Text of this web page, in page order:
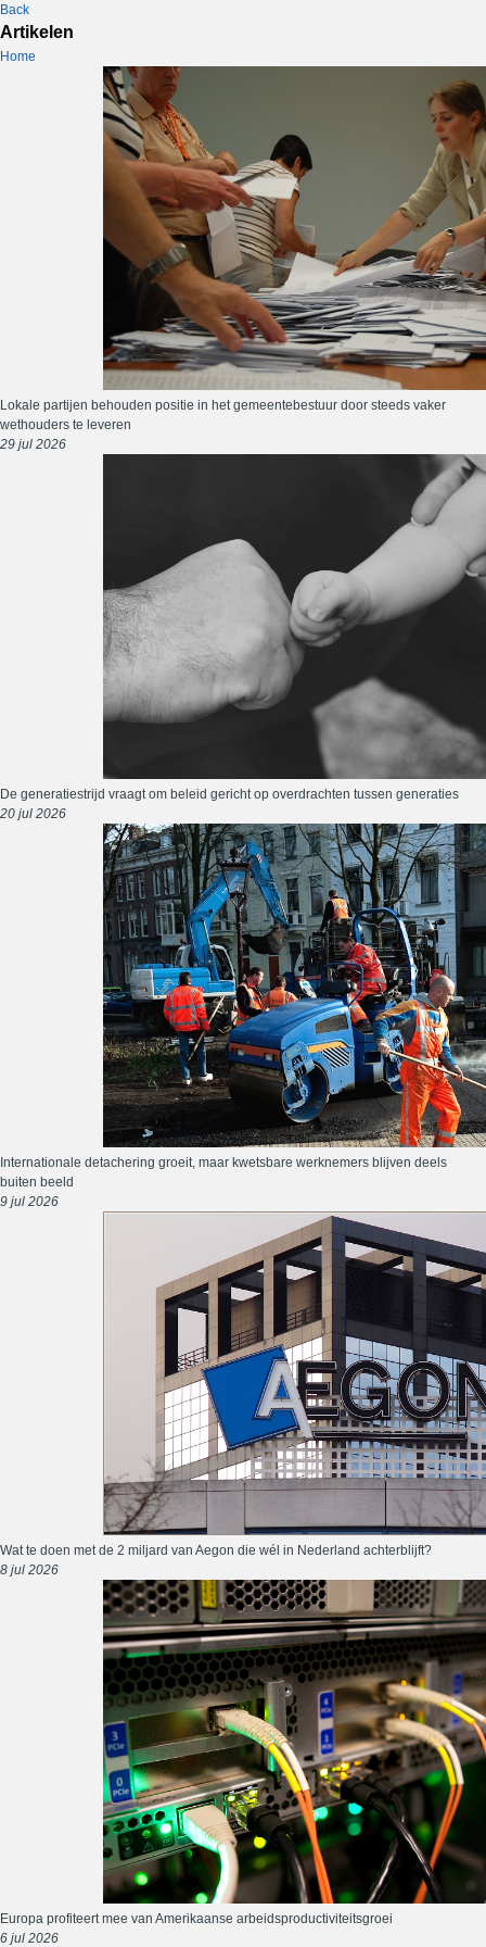
Back
Artikelen
Home
Lokale partijen behouden positie in het gemeentebestuur door steeds vaker
wethouders te leveren
29 jul 2026
De generatiestrijd vraagt om beleid gericht op overdrachten tussen generaties
20 jul 2026
Internationale detachering groeit, maar kwetsbare werknemers blijven deels
buiten beeld
9 jul 2026
Wat te doen met de 2 miljard van Aegon die wél in Nederland achterblijft?
8 jul 2026
Europa profiteert mee van Amerikaanse arbeidsproductiviteitsgroei
6 jul 2026